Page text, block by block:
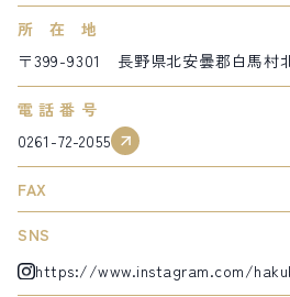
お問い合わせ
営業時間：9:00～17:00
TEL.0261-85-4210 / FAX.0261-85-
所在地
〒399-9301 長野県北安曇郡白馬村
電話番号
0261-72-2055
FAX
SNS
https://www.instagram.com/